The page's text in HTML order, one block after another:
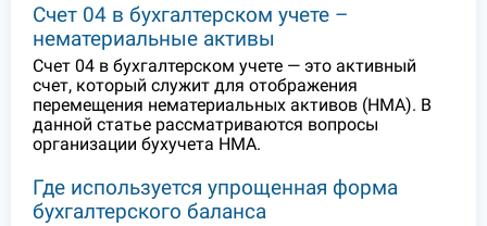
Счет 04 в бухгалтерском учете –
нематериальные активы
Счет 04 в бухгалтерском учете — это активный
счет, который служит для отображения
перемещения нематериальных активов (НМА). В
данной статье рассматриваются вопросы
организации бухучета НМА.
Где используется упрощенная форма
бухгалтерского баланса